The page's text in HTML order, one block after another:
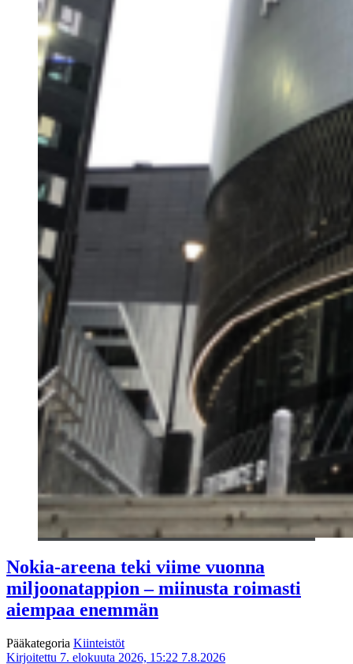
Nokia-areena teki viime vuonna
miljoonatappion – miinusta roimasti
aiempaa enemmän
Pääkategoria Kiinteistöt
Kirjoitettu 7. elokuuta 2026, 15:22 7.8.2026